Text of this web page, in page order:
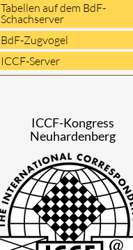
Tabellen auf dem BdF-
Schachserver
BdF-Zugvogel
ICCF-Server
ICCF-Kongress
Neuhardenberg